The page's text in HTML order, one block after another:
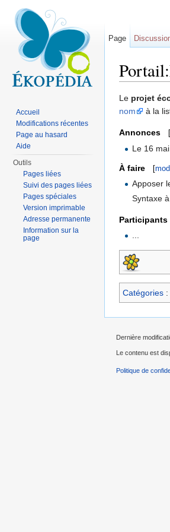
Le projet
nom
à la
Annonces [
Le 16
À faire [
Apposer
Syntaxe
Participants
Catégories :
Page
Accueil
Modifications récentes
Page au hasard
Aide
Outils
Pages liées
Suivi des pages liées
Pages spéciales
Version imprimable
Adresse permanente
Information sur la
page
Dernière
Le contenu est
Politique de